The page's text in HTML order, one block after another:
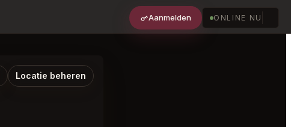
Aanmelden ONLINE NU
Locatie beheren